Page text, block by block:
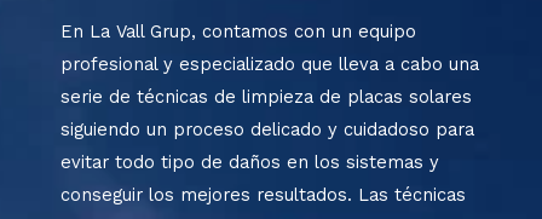
En La Vall Grup, contamos con un equipo
profesional y especializado que lleva a cabo una
serie de técnicas de limpieza de placas solares
siguiendo un proceso delicado y cuidadoso para
evitar todo tipo de daños en los sistemas y
conseguir los mejores resultados. Las técnicas